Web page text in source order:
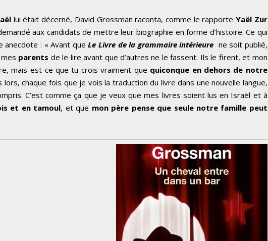
lui était décerné, David Grossman raconta, comme le rapporte Yaël Zur
aux candidats de mettre leur biographie en forme d’histoire. Ce qui
anecdote : « Avant queLe Livre de la grammaire intérieure ne soit publié,
parents de le lire avant que d’autres ne le fassent. Ils le firent, et mon
mais est-ce que tu crois vraiment que quiconque en dehors de notre
lors, chaque fois que je vois la traduction du livre dans une nouvelle langue,
C’est comme ça que je veux que mes livres soient lus en Israël et à
et en tamoul, et que mon père pense que seule notre famille peut